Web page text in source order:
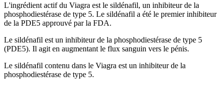
L'ingrédient actif du Viagra est le sildénafil, un inhibiteur de la
phosphodiestérase de type 5. Le sildénafil a été le premier inhibiteur
de la PDE5 approuvé par la FDA.
Le sildénafil est un inhibiteur de la phosphodiestérase de type 5
(PDE5). Il agit en augmentant le flux sanguin vers le pénis.
Le sildénafil contenu dans le Viagra est un inhibiteur de la
phosphodiestérase de type 5.